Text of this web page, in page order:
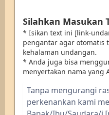
Silahkan Masukan
* Isikan text ini [link-
pengantar agar otomatis
kehalaman undangan.
* Anda juga bisa
menyertakan nama yang